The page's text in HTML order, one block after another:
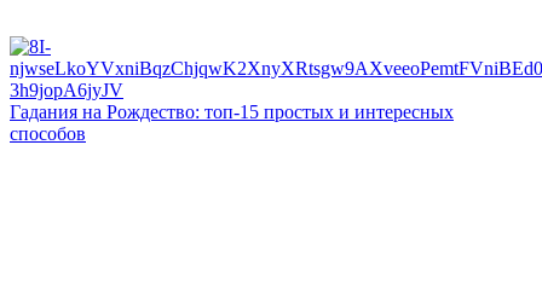
Гадания на Рождество: топ-15 простых и интересных
способов